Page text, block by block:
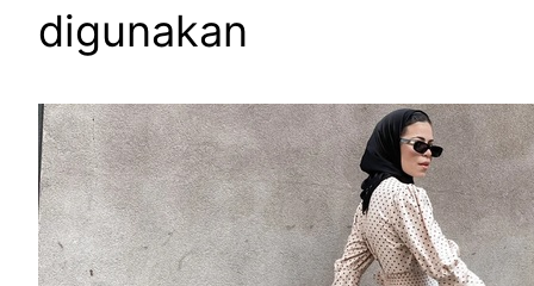
digunakan